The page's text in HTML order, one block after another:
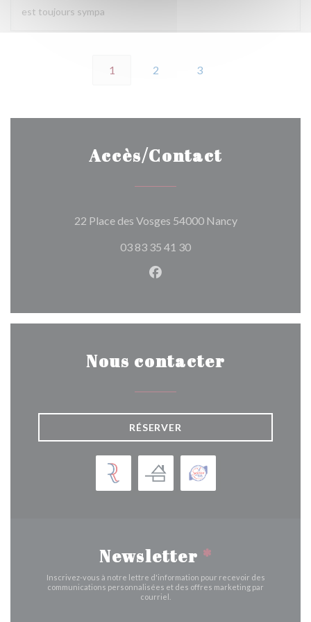
est toujours sympa
1 2 3
Accès/Contact
22 Place des Vosges 54000 Nancy((ouvre une
03 83 35 41 30
Facebook ((ouvre une
Nous contacter
RÉSERVER
Newsletter *
Inscrivez-vous à notre lettre d'information pour recevoir des
communications personnalisées et des offres marketing par
courriel.